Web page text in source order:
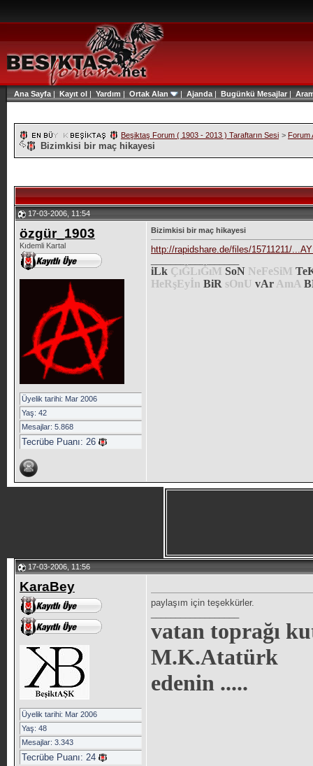
Ana Sayfa | Kayıt ol | Yardım | Ortak Alan | Ajanda | Bugünkü Mesajlar|
Beşiktaş Forum ( 1903 - 2013 ) Taraftarın Sesi > Forum
Bizimkisi bir maç hikayesi
17-03-2006, 11:54
özgür_1903
Kıdemli Kartal
Üyelik tarihi: Mar 2006
Yaş: 42
Mesajlar: 5.868
Tecrübe Puanı: 26
Bizimkisi bir maç hikayesi
http://rapidshare.de/files/15711211/
iLk ÇıĞLıĞıM SoN NeFeSiM
HeRşEyİn BiR sOnU vAr AmA
17-03-2006, 11:56
KaraBey
Üyelik tarihi: Mar 2006
Yaş: 48
Mesajlar: 3.343
Tecrübe Puanı: 24
paylaşım için teşekkürler.
vatan toprağı
M.K.Atatürk
edenin .....